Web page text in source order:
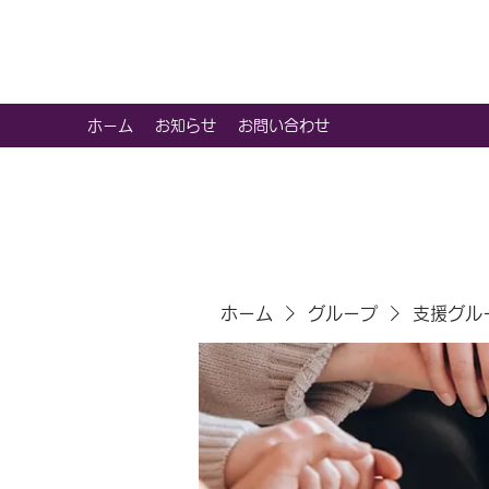
ホーム お知らせ お問い合わせ
ホーム グループ 支援グル